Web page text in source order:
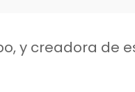
y creadora